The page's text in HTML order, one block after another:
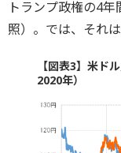
トランプ政権の4
照）。では、それ
【図表3】米ド
2020年）